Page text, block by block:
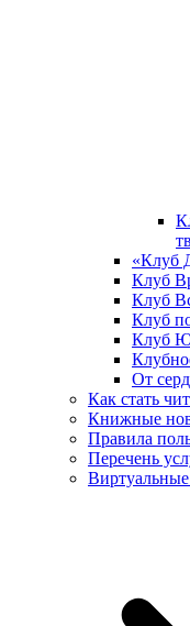
«Клуб
Клуб
Клуб
Клуб
Клуб
От
Как стать
Книжные
Правила
Перечень